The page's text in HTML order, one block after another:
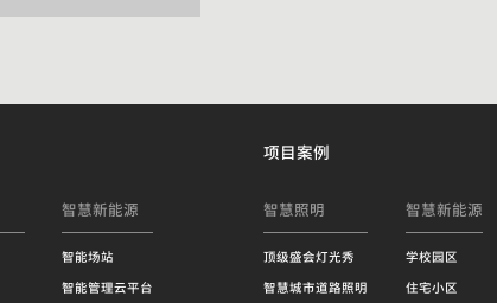
智慧新能源
智能场站
智能管理云平台
项目案例
智慧照明
顶级盛会灯光秀
智慧城市道路照明
智慧新能源
学校园区
住宅小区